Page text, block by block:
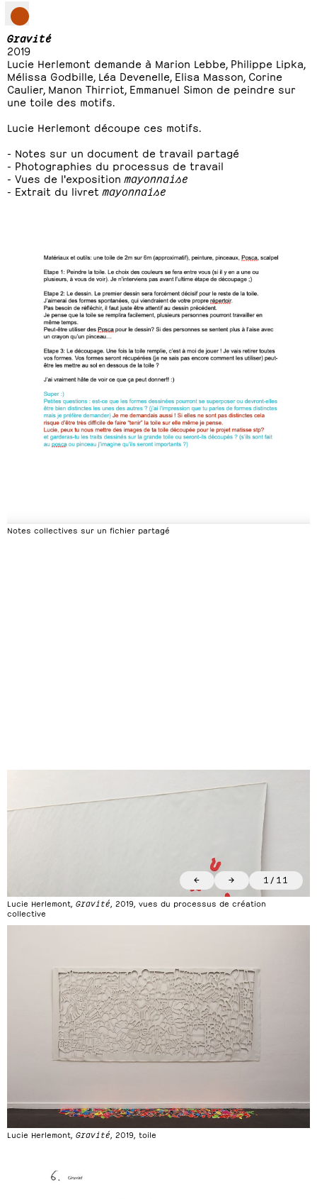
Gravité
2019
Lucie Herlemont demande à Marion Lebbe, Philippe Lipka,
Mélissa Godbille, Léa Devenelle, Elisa Masson, Corine
Caulier, Manon Thirriot, Emmanuel Simon de peindre sur
une toile des motifs.
Lucie Herlemont découpe ces motifs.
- Notes sur un document de travail partagé
- Photographies du processus de travail
- Vues de l'exposition mayonnaise
- Extrait du livret mayonnaise
Notes collectives sur un fichier partagé
← → 1 / 11
Lucie Herlemont, Gravité, 2019, vues du processus de création
collective
Lucie Herlemont, Gravité , 2019, toile